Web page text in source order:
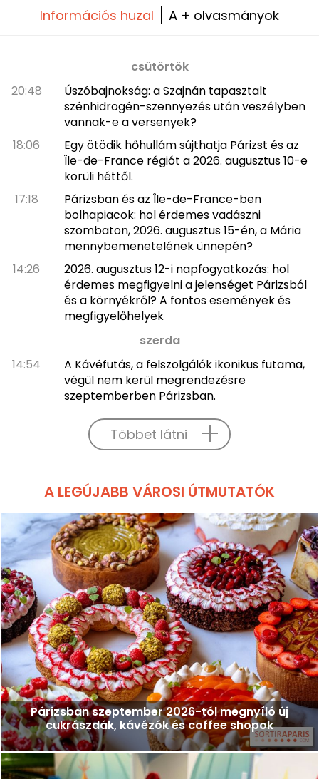
Információs huzal A + olvasmányok
csütörtök
20:48
Úszóbajnokság: a Szajnán tapasztalt
szénhidrogén-szennyezés után veszélyben
vannak-e a versenyek?
18:06
Egy ötödik hőhullám sújthatja Párizst és az
Île-de-France régiót a 2026. augusztus 10-e
körüli héttől.
17:18
Párizsban és az Île-de-France-ben
bolhapiacok: hol érdemes vadászni
szombaton, 2026. augusztus 15-én, a Mária
mennybemenetelének ünnepén?
14:26
2026. augusztus 12-i napfogyatkozás: hol
érdemes megfigyelni a jelenséget Párizsból
és a környékről? A fontos események és
megfigyelőhelyek
szerda
14:54
A Kávéfutás, a felszolgálók ikonikus futama,
végül nem kerül megrendezésre
szeptemberben Párizsban.
Többet látni
A LEGÚJABB VÁROSI ÚTMUTATÓK
Párizsban szeptember 2026-tól megnyíló új
cukrászdák, kávézók és coffee shopok